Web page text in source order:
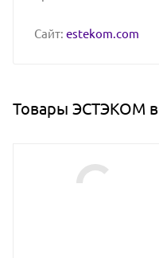
Сайт: estekom.com
Товары ЭСТЭКОМ